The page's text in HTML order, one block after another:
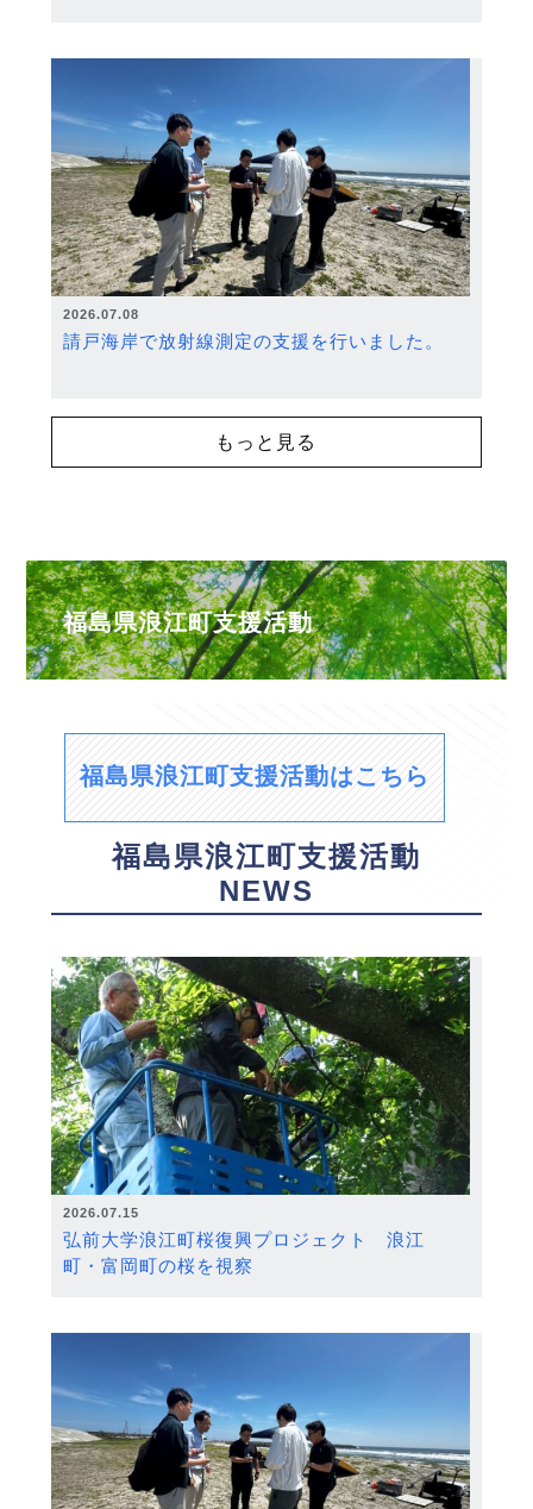
2026.07.08
請戸海岸で放射線測定の支援を行いました。
もっと見る
福島県浪江町支援活動
福島県浪江町支援活動はこちら
福島県浪江町支援活動
NEWS
2026.07.15
弘前大学浪江町桜復興プロジェクト 浪江
町・富岡町の桜を視察